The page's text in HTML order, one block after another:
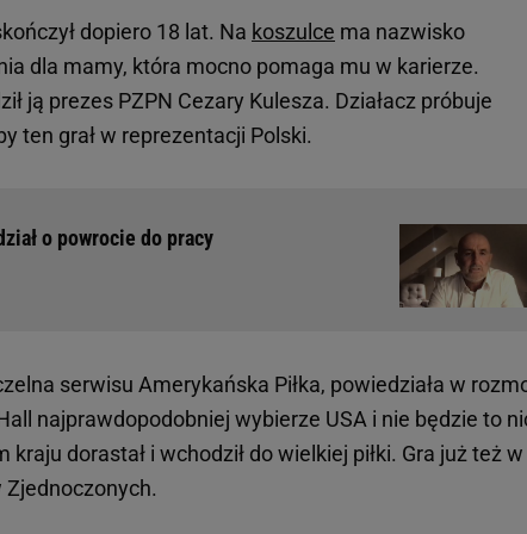
dopiero 18 lat. Na koszulce ma nazwisko
dla mamy, która mocno pomaga mu w karierze.
ją prezes PZPN Cezary Kulesza. Działacz próbuje
ten grał w reprezentacji Polski.
o powrocie do pracy
serwisu Amerykańska Piłka, powiedziała w
najprawdopodobniej wybierze USA i nie będzie to
dorastał i wchodził do wielkiej piłki. Gra już też w
Zjednoczonych.